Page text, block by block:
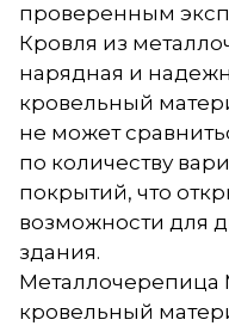
проверенным
Кровля из
нарядная и
кровельный
не может
по количеству
покрытий, что
возможности для
здания.
кровельный